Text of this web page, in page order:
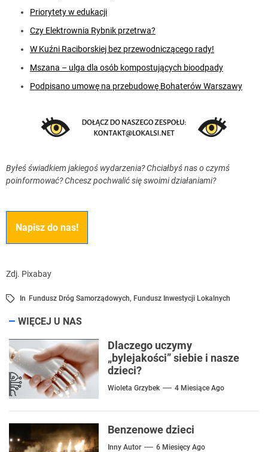
Priorytety w edukacji
Czy Elektrownia Rybnik przetrwa?
W Kuźni Raciborskiej bez przewodniczącego rady!
Mszana – ulga dla osób kompostujących bioodpady
Podpisano umowę na przebudowę Bohaterów Warszawy
Byłeś świadkiem jakiegoś wydarzenia? Chciałbyś nas o czymś
poinformować? Chcesz pochwalić się swoimi działaniami?
Napisz do nas!
Zdj. Pixabay
In Fundusz Dróg Samorządowych, Fundusz Inwestycji Lokalnych
WIĘCEJ U NAS
Dlaczego uczymy
„bylejakości” siebie i nasze
dzieci?
Wioleta Grzybek 4 Miesiące Ago
Benzenowe dzieci
Inny Autor 6 Miesięcy Ago